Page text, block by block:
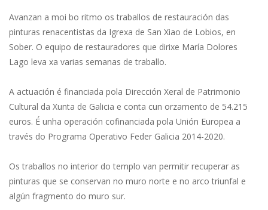
Avanzan a moi bo ritmo os traballos de restauración das
pinturas renacentistas da Igrexa de San Xiao de Lobios, en
Sober. O equipo de restauradores que dirixe María Dolores
Lago leva xa varias semanas de traballo.
A actuación é financiada pola Dirección Xeral de Patrimonio
Cultural da Xunta de Galicia e conta cun orzamento de 54.215
euros. É unha operación cofinanciada pola Unión Europea a
través do Programa Operativo Feder Galicia 2014-2020.
Os traballos no interior do templo van permitir recuperar as
pinturas que se conservan no muro norte e no arco triunfal e
algún fragmento do muro sur.